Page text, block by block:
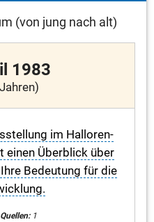
(von jung nach alt)
1983
im Halloren-
einen Überblick über
Bedeutung für die
1